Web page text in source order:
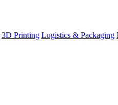
3D Printing Logistics & Packaging